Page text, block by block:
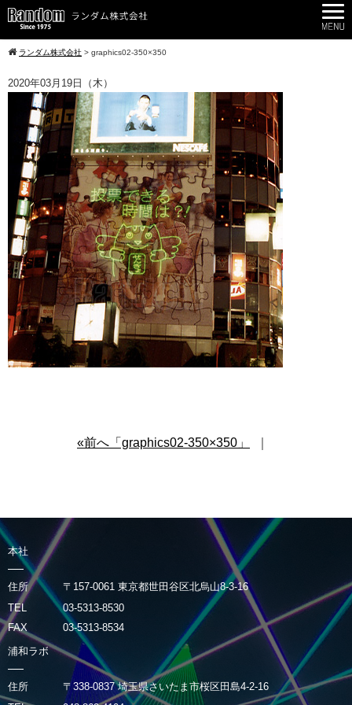
ランダム株式会社 > graphics02-350×350
2020年03月19日（木）
«前へ「graphics02-350×350」
本社
住所
〒157-0061 東京都世田谷区北烏山8-3-16
TEL
03-5313-8530
FAX
03-5313-8534
浦和ラボ
住所
〒338-0837 埼玉県さいたま市桜区田島4-2-16